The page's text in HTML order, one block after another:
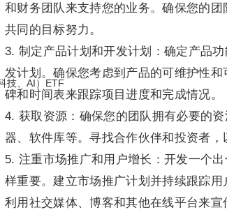
技、AI）ETF
和财务团队来支持您的业务。确保您的
共同的目标努力。
3. 制定产品计划和开发计划：确定产品
发计划。确保您考虑到产品的可维护性
碑和时间表来跟踪项目进度和完成情况。
4. 获取资源：确保您的团队拥有必要的
器、软件库等。寻找合作伙伴和投资者
5. 注重市场推广和用户增长：开发一个
样重要。建立市场推广计划并持续跟踪
利用社交媒体、博客和其他在线平台来宣